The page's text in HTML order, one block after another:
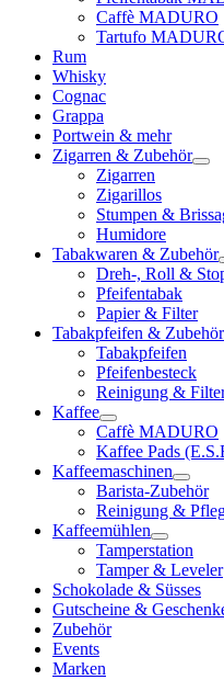
Caffè MADURO
Tartufo
Rum
Whisky
Cognac
Grappa
Portwein & mehr
Zigarren & Zubehör
Zigarren
Zigarillos
Stumpen &
Humidore
Tabakwaren & Zubehör
Dreh-, Roll &
Pfeifentabak
Papier & Filter
Tabakpfeifen & Zubehör
Tabakpfeifen
Pfeifenbesteck
Reinigung &
Kaffee
Caffè MADURO
Kaffee Pads
Kaffeemaschinen
Barista-Zubehör
Reinigung &
Kaffeemühlen
Tamperstation
Tamper & Leveler
Schokolade & Süsses
Gutscheine &
Zubehör
Events
Marken